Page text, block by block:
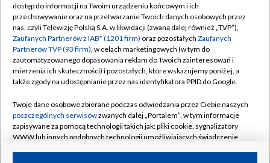
Abonament TVP
Emisja w TVP
Centrum informacji TVP
Naziemna Telewizja Cyfrowa
Rada Programowa
System NOS
Informacje o nadawcy
Regulamin TVP
Polityka prywatności
Moje zgody
Pomoc
Kontakt
Kanały
dostęp do informacji na Twoim urządzeniu końcowym i ich
przechowywanie oraz na przetwarzanie Twoich danych osobowych przez
nas, czyli Telewizję Polską S.A. w likwidacji (zwaną dalej również „TVP”),
Zaufanych Partnerów z IAB* (1201 firm) oraz pozostałych Zaufanych
Partnerów TVP (93 firm), w celach marketingowych (w tym do
zautomatyzowanego dopasowania reklam do Twoich zainteresowań i
mierzenia ich skuteczności) i pozostałych, które wskazujemy poniżej, a
także zgody na udostępnianie przez nas identyfikatora PPID do Google.
Twoje dane osobowe zbierane podczas odwiedzania przez Ciebie naszych
poszczególnych serwisówzwanych dalej „Portalem”, w tym informacje
zapisywane za pomocą technologii takich jak: pliki cookie, sygnalizatory
WWW lub innych podobnych technologii umożliwiających świadczenie